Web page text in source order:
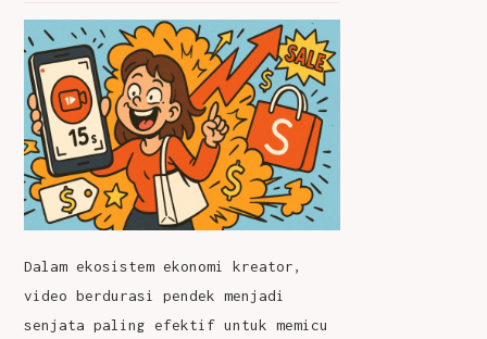
Dalam ekosistem ekonomi kreator,
video berdurasi pendek menjadi
senjata paling efektif untuk memicu